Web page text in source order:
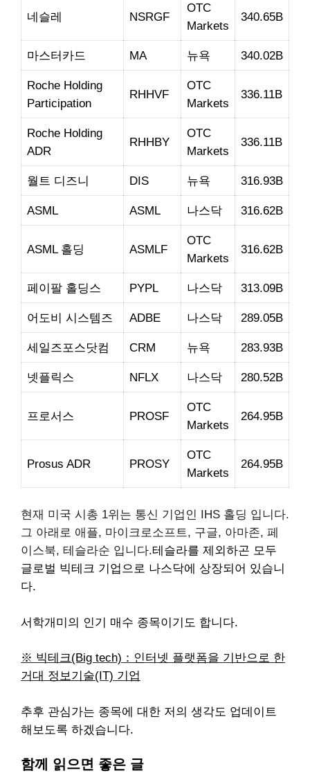
네슬레 NSRGF
OTC
Markets
340.65B
마스터카드 MA 뉴욕 340.02B
Roche Holding
Participation
RHHVF
OTC
Markets
336.11B
Roche Holding
ADR
RHHBY
OTC
Markets
336.11B
월트 디즈니 DIS 뉴욕 316.93B
ASML ASML 나스닥 316.62B
ASML 홀딩 ASMLF
OTC
Markets
316.62B
페이팔 홀딩스 PYPL 나스닥 313.09B
어도비 시스템즈 ADBE 나스닥 289.05B
세일즈포스닷컴 CRM 뉴욕 283.93B
넷플릭스 NFLX 나스닥 280.52B
프로서스 PROSF
OTC
Markets
264.95B
Prosus ADR PROSY
OTC
Markets
264.95B
현재 미국 시총 1위는 통신 기업인 IHS 홀딩 입니다.
그 아래로 애플, 마이크로소프트, 구글, 아마존, 페
이스북, 테슬라순 입니다.테슬라를 제외하곤 모두
글로벌 빅테크 기업으로 나스닥에 상장되어 있습니
다.
서학개미의 인기 매수 종목이기도 합니다.
※ 빅테크(Big tech)：인터넷 플랫폼을 기반으로 한
거대 정보기술(IT) 기업
추후 관심가는 종목에 대한 저의 생각도 업데이트
해보도록 하겠습니다.
함께 읽으면 좋은 글